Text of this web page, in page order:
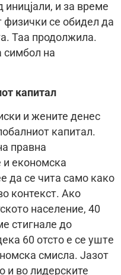
иницjали, и за врeме
физички се обидел да
Таа продолжила.
симбол на
капитал
и жените денес
капитал.
правна
и економска
да се чита само како
контекст. Ако
население, 40
стигнале до
60 отсто е сe уштe
смисла. Jазот
и во лидерските